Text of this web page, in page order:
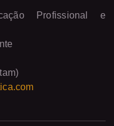
Profissional e